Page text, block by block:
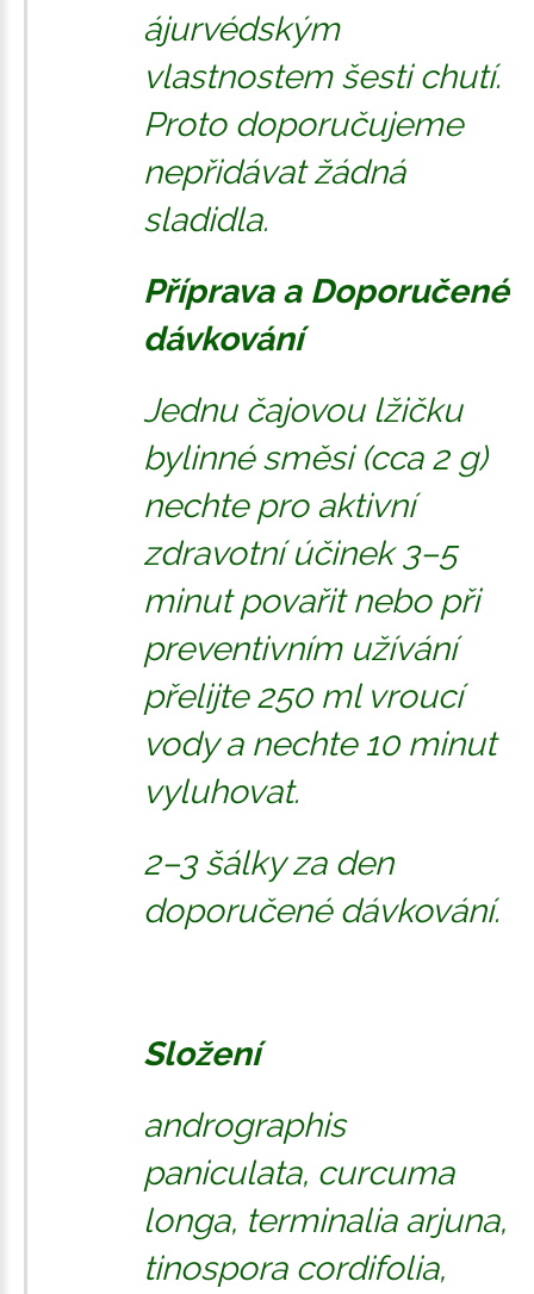
ájurvédským
vlastnostem šesti chutí.
Proto doporučujeme
nepřidávat žádná
sladidla.
Příprava a Doporučené
dávkování
Jednu čajovou lžičku
bylinné směsi (cca 2 g)
nechte pro aktivní
zdravotní účinek 3–5
minut povařit nebo při
preventivním užívání
přelijte 250 ml vroucí
vody a nechte 10 minut
vyluhovat.
2–3 šálky za den
doporučené dávkování.
Složení
andrographis
paniculata, curcuma
longa, terminalia arjuna,
tinospora cordifolia,